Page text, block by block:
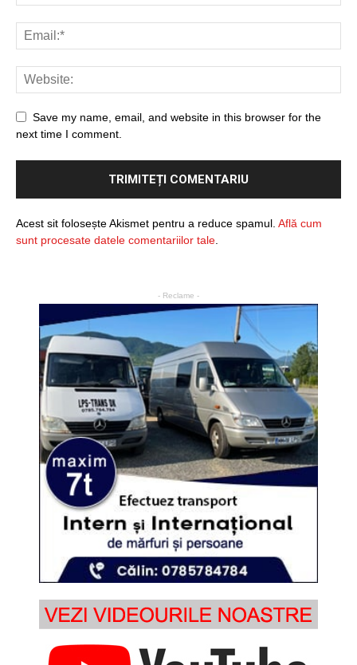
Save my name, email, and website in this browser for the
next time I comment.
Acest sit folosește Akismet pentru a reduce spamul. Află cum
sunt procesate datele comentariilor tale.
- Reclame -